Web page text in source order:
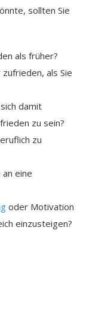
sollten Sie
als früher?
als Sie
damit
zu sein?
zu
eine
oder Motivation
einzusteigen?